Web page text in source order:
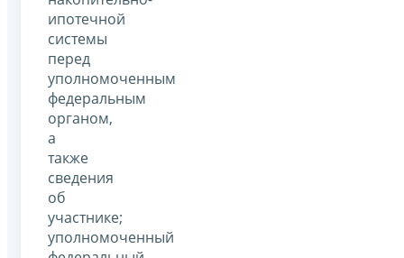
ипотечной
системы
перед
уполномоченным
федеральным
органом,
а
также
сведения
об
участнике;
уполномоченный